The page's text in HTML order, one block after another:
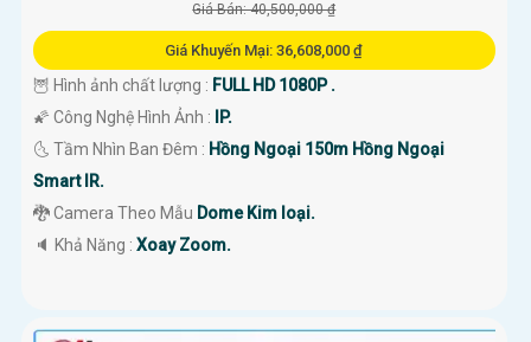
Giá Bán: 40,500,000 ₫
Giá Khuyến Mại: 36,608,000 ₫
🦉 Hình ảnh chất lượng : FULL HD 1080P .
🌠 Công Nghệ Hình Ảnh :
IP.
🌜 Tầm Nhìn Ban Đêm : Hồng Ngoại 150m Hồng Ngoại
Smart IR.
🐉️ Camera Theo Mẫu Dome Kim loại.
️🔈 Khả Năng : Xoay Zoom.